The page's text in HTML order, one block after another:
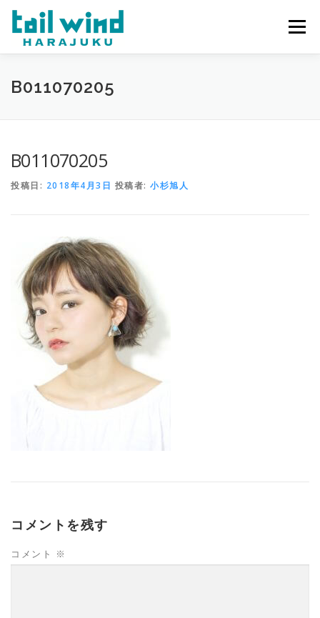
メニュー
ホーム ご予約
B011070205
B011070205
投稿日: 2018年4月3日 投稿者: 小杉旭人
コメントを残す
コメント ※